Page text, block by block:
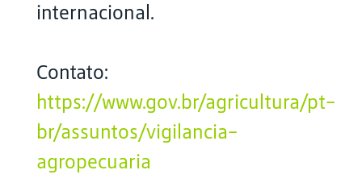
internacional.
Contato:
https://www.gov.br/agricultura/pt-
br/assuntos/vigilancia-
agropecuaria